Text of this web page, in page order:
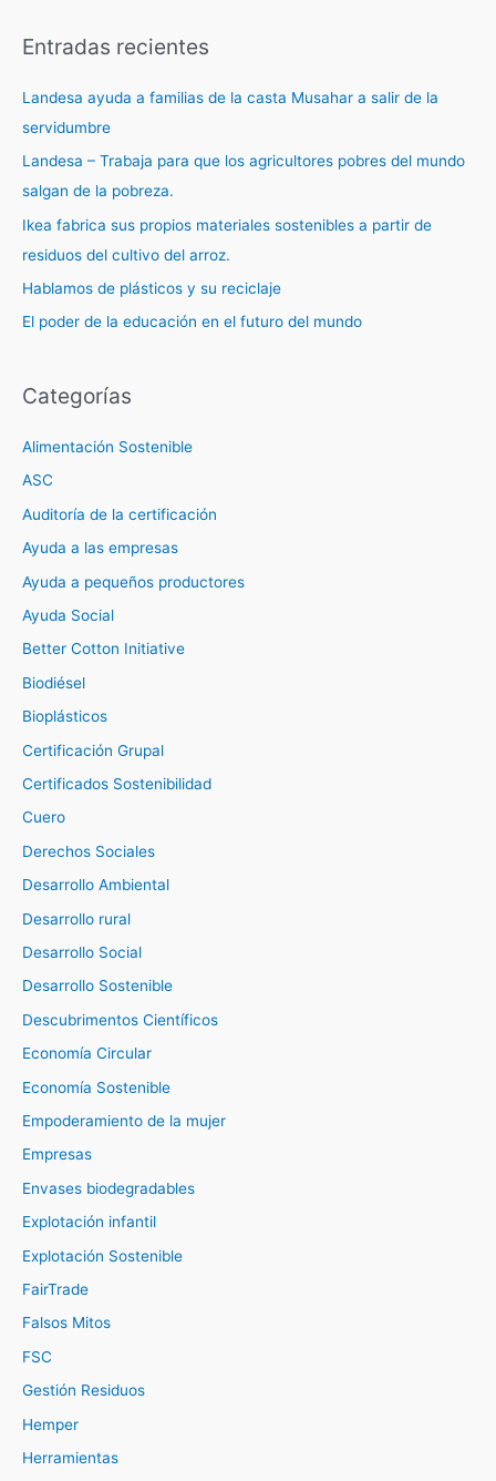
Entradas recientes
Landesa ayuda a familias de la casta Musahar a salir de la
servidumbre
Landesa – Trabaja para que los agricultores pobres del mundo
salgan de la pobreza.
Ikea fabrica sus propios materiales sostenibles a partir de
residuos del cultivo del arroz.
Hablamos de plásticos y su reciclaje
El poder de la educación en el futuro del mundo
Categorías
Alimentación Sostenible
ASC
Auditoría de la certificación
Ayuda a las empresas
Ayuda a pequeños productores
Ayuda Social
Better Cotton Initiative
Biodiésel
Bioplásticos
Certificación Grupal
Certificados Sostenibilidad
Cuero
Derechos Sociales
Desarrollo Ambiental
Desarrollo rural
Desarrollo Social
Desarrollo Sostenible
Descubrimentos Científicos
Economía Circular
Economía Sostenible
Empoderamiento de la mujer
Empresas
Envases biodegradables
Explotación infantil
Explotación Sostenible
FairTrade
Falsos Mitos
FSC
Gestión Residuos
Hemper
Herramientas